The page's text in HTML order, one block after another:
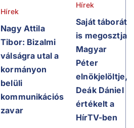
Hírek
Nagy Attila
Tibor: Bizalmi
válságra utal a
kormányon
belüli
kommunikációs
zavar
Hírek
Saját táborát
is megosztja
Magyar
Péter
elnökjelöltje,
Deák Dániel
értékelt a
HírTV-ben